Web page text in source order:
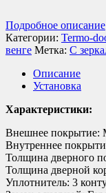
Подробное описание
Категории: Termo-
венге Метка: С
Описание
Установка
Характеристики:
Внешнее
Внутреннее
Толщина дверного
Толщина дверной
Уплотнитель: 3